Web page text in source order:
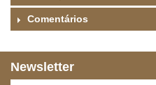
Comentários
Newsletter